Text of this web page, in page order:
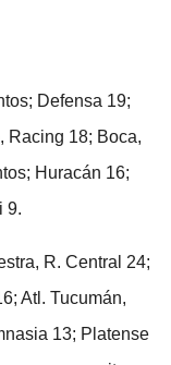
Defensa 19;
Racing 18; Boca,
Huracán 16;
9.
R. Central 24;
Atl. Tucumán,
13; Platense